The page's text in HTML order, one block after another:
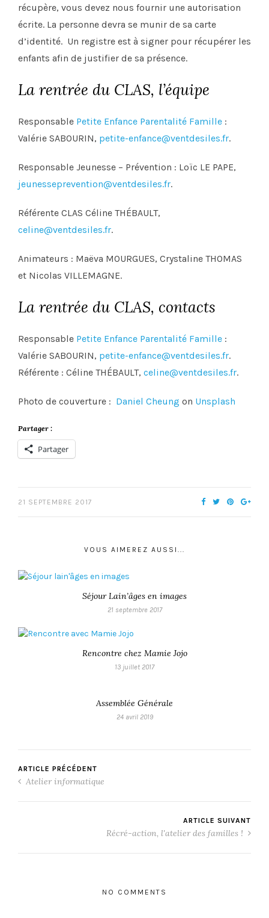
récupère, vous devez nous fournir une autorisation
écrite. La personne devra se munir de sa carte
d’identité. Un registre est à signer pour récupérer les
enfants afin de justifier de sa présence.
La rentrée du CLAS, l’équipe
Responsable Petite Enfance Parentalité Famille :
Valérie SABOURIN, petite-enfance@ventdesiles.fr.
Responsable Jeunesse – Prévention : Loïc LE PAPE,
jeunesseprevention@ventdesiles.fr.
Référente CLAS Céline THÉBAULT,
celine@ventdesiles.fr.
Animateurs : Maëva MOURGUES, Crystaline THOMAS
et Nicolas VILLEMAGNE.
La rentrée du CLAS, contacts
Responsable Petite Enfance Parentalité Famille :
Valérie SABOURIN, petite-enfance@ventdesiles.fr.
Référente : Céline THÉBAULT, celine@ventdesiles.fr.
Photo de couverture : Daniel Cheung on Unsplash
Partager :
Partager
21 SEPTEMBRE 2017
VOUS AIMEREZ AUSSI...
Séjour Lain’âges en images
21 septembre 2017
Rencontre chez Mamie Jojo
13 juillet 2017
Assemblée Générale
24 avril 2019
ARTICLE PRÉCÉDENT
Atelier informatique
ARTICLE SUIVANT
Récré-action, l'atelier des familles !
NO COMMENTS